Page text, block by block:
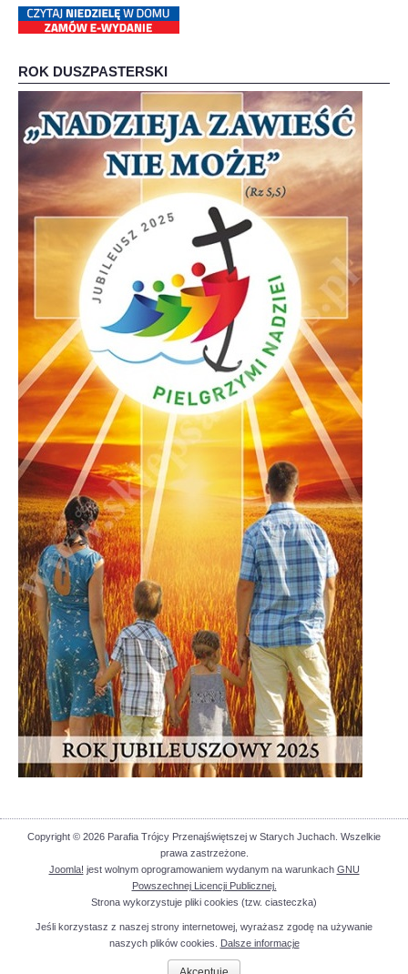
ROK DUSZPASTERSKI
Copyright © 2026 Parafia Trójcy Przenajświętszej w Starych Juchach. Wszelkie
prawa zastrzeżone.
Joomla! jest wolnym oprogramowaniem wydanym na warunkach GNU
Powszechnej Licencji Publicznej.
Strona wykorzystuje pliki cookies (tzw. ciasteczka)
Jeśli korzystasz z naszej strony internetowej, wyrażasz zgodę na używanie
naszych plików cookies.
Dalsze informacje